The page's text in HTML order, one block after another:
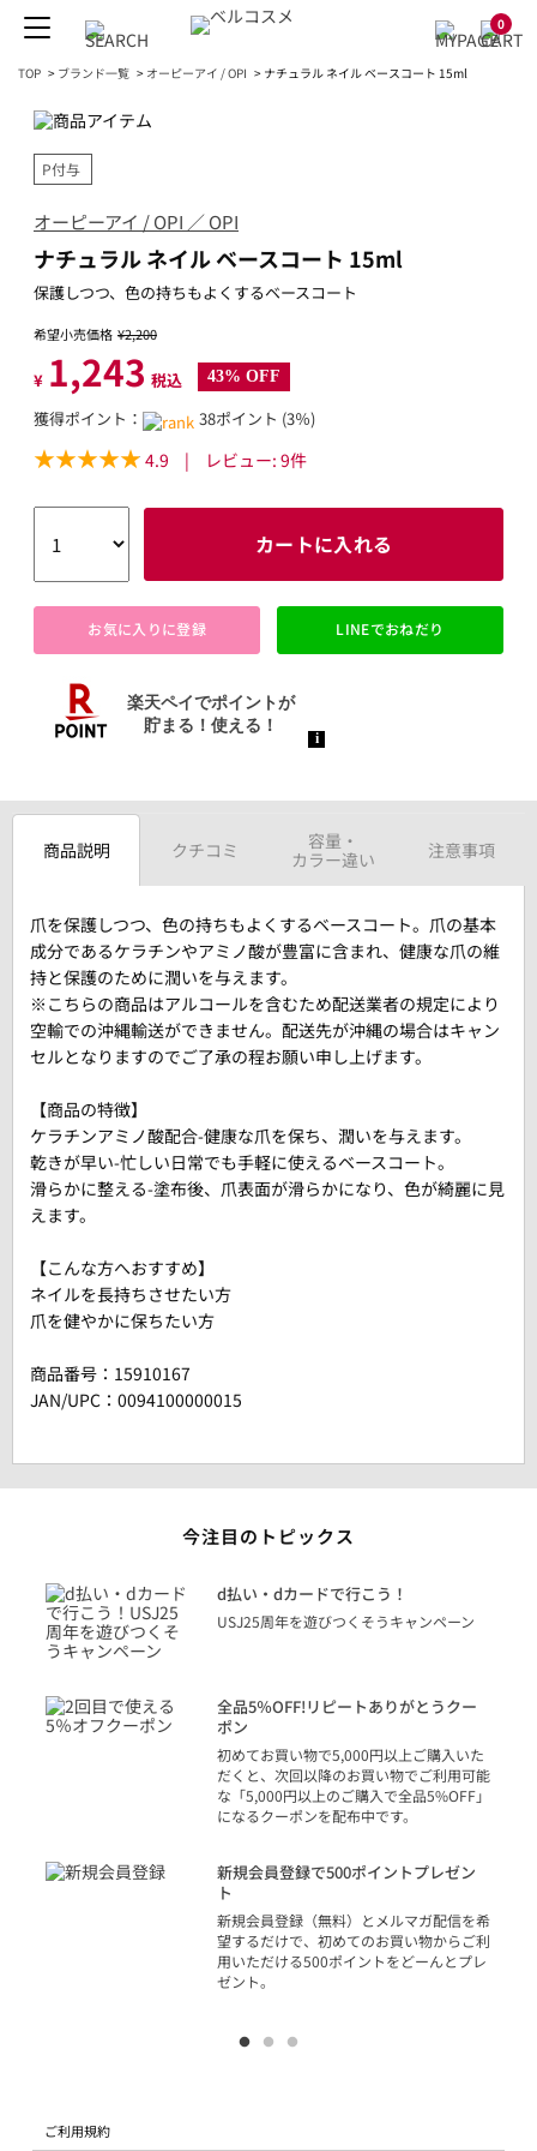
0
TOP > ブランド一覧 > オーピーアイ / OPI > ナチュラル ネイル ベースコート 15ml
P付与
オーピーアイ / OPI ／ OPI
ナチュラル ネイル ベースコート 15ml
保護しつつ、色の持ちもよくするベースコート
希望小売価格 ¥2,200
¥ 1,243 税込 43% OFF
獲得ポイント： 38ポイント (3％)
4.9 | レビュー: 9件
カートに入れる
お気に入りに登録 LINEでおねだり
商品説明 クチコミ
容量・
カラー違い
注意事項
爪を保護しつつ、色の持ちもよくするベースコート。爪の基本
成分であるケラチンやアミノ酸が豊富に含まれ、健康な爪の維
持と保護のために潤いを与えます。
※こちらの商品はアルコールを含むため配送業者の規定により
空輸での沖縄輸送ができません。配送先が沖縄の場合はキャン
セルとなりますのでご了承の程お願い申し上げます。
【商品の特徴】
ケラチンアミノ酸配合-健康な爪を保ち、潤いを与えます。
乾きが早い-忙しい日常でも手軽に使えるベースコート。
滑らかに整える-塗布後、爪表面が滑らかになり、色が綺麗に見
えます。
【こんな方へおすすめ】
ネイルを長持ちさせたい方
爪を健やかに保ちたい方
商品番号： 15910167
JAN/UPC：0094100000015
今注目のトピックス
d払い・dカードで行こう！
USJ25周年を遊びつくそうキャンペーン
全品5％OFF!リピートありがとうクー
ポン
初めてお買い物で5,000円以上ご購入いた
だくと、次回以降のお買い物でご利用可能
な「5,000円以上のご購入で全品5%OFF」
になるクーポンを配布中です。
新規会員登録で500ポイントプレゼン
ト
新規会員登録（無料）とメルマガ配信を希
望するだけで、初めてのお買い物からご利
用いただける500ポイントをどーんとプレ
ゼント。
ご利用規約